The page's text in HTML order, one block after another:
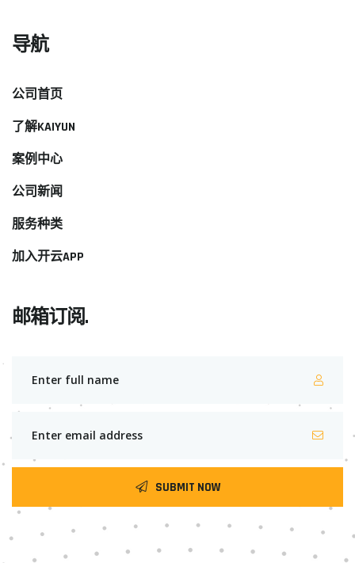
导航
公司首页
了解KAIYUN
案例中心
公司新闻
服务种类
加入开云APP
邮箱订阅.
SUBMIT NOW